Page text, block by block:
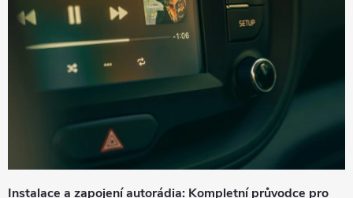
Instalace a zapojení autorádia: Kompletní průvodce pro